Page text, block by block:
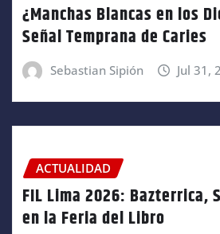
¿Manchas Blancas en los
Señal Temprana de Caries
Sebastian Sipión Jul 31,
ACTUALIDAD
FIL Lima 2026: Bazterrica,
en la Feria del Libro